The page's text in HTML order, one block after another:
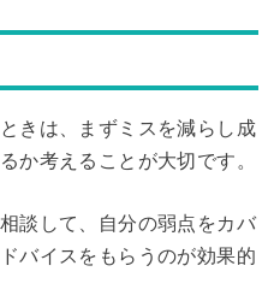
きは、まずミスを減らし成
か考えることが大切です。
談して、自分の弱点をカバ
バイスをもらうのが効果的